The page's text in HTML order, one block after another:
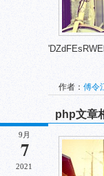
作者： 傅令
9月
7
2021
php文章